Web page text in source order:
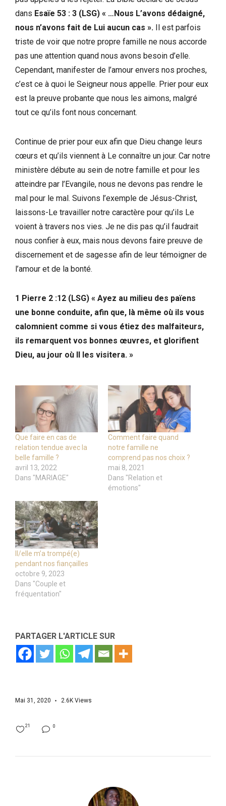
dans Esaïe 53 : 3 (LSG) « …Nous L’avons dédaigné,
nous n’avons fait de Lui aucun cas ». Il est parfois
triste de voir que notre propre famille ne nous accorde
pas une attention quand nous avons besoin d’elle.
Cependant, manifester de l’amour envers nos proches,
c’est ce à quoi le Seigneur nous appelle. Prier pour eux
est la preuve probante que nous les aimons, malgré
tout ce qu’ils font nous concernant.
Continue de prier pour eux afin que Dieu change leurs
cœurs et qu’ils viennent à Le connaître un jour. Car notre
ministère débute au sein de notre famille et pour les
atteindre par l’Evangile, nous ne devons pas rendre le
mal pour le mal. Suivons l’exemple de Jésus-Christ,
laissons-Le travailler notre caractère pour qu’ils Le
voient à travers nos vies. Je ne dis pas qu’il faudrait
nous confier à eux, mais nous devons faire preuve de
discernement et de sagesse afin de leur témoigner de
l’amour et de la bonté.
1 Pierre 2 :12 (LSG) « Ayez au milieu des païens
une bonne conduite, afin que, là même où ils vous
calomnient comme si vous étiez des malfaiteurs,
ils remarquent vos bonnes œuvres, et glorifient
Dieu, au jour où Il les visitera. »
Que faire en cas de
relation tendue avec la
belle famille ?
avril 13, 2022
Dans "MARIAGE"
Comment faire quand
notre famille ne
comprend pas nos choix ?
mai 8, 2021
Dans "Relation et
émotions"
Il/elle m’a trompé(e)
pendant nos fiançailles
octobre 9, 2023
Dans "Couple et
fréquentation"
PARTAGER L'ARTICLE SUR
Mai 31, 2020 2.6K Views
0
21